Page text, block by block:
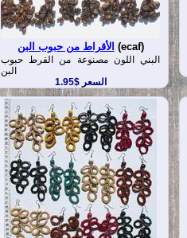
الأقراط من حبوب البن (ecaf)
البني اللون مصنوعة من القرط حبوب
البن
السعر $1.95